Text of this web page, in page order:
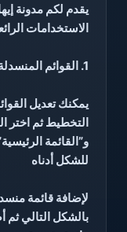
يقدم لكم مدونة
الاستخدامات
1. القوائم المنسدلة
يمكنك تعديل
التخطيط ثم اختر
و”القائمة
للشكل أدناه
لإضافة قائمة
بالشكل التالي ثم